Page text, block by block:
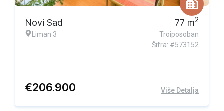
Novi Sad
Liman 3
77 m2
Troiposoban
Šifra: #573152
€206.900 Više Detalja